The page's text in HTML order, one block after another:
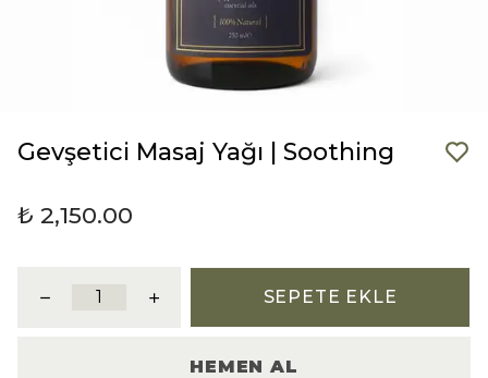
Gevşetici Masaj Yağı | Soothing
₺ 2,150.00
SEPETE EKLE
HEMEN AL